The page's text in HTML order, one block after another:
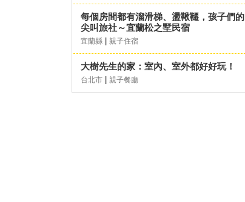
每個房間都有溜滑梯、盪鞦韆，孩子們的
尖叫旅社～宜蘭松之墅民宿
宜蘭縣 親子住宿
大樹先生的家：室內、室外都好好玩！
台北市 親子餐廳